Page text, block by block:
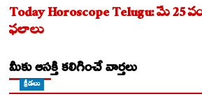
Today Horoscope Telugu: మే
ఫలాలు
మీకు ఆసక్తి కలిగించే వార్తలు
క్రీడలు